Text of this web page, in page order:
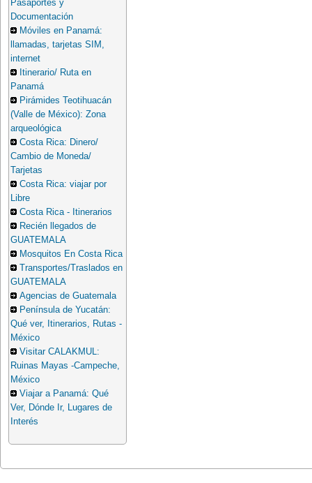
Pasaportes y
Documentación
Móviles en Panamá:
llamadas, tarjetas SIM,
internet
Itinerario/ Ruta en
Panamá
Pirámides Teotihuacán
(Valle de México): Zona
arqueológica
Costa Rica: Dinero/
Cambio de Moneda/
Tarjetas
Costa Rica: viajar por
Libre
Costa Rica - Itinerarios
Recién llegados de
GUATEMALA
Mosquitos En Costa Rica
Transportes/Traslados en
GUATEMALA
Agencias de Guatemala
Península de Yucatán:
Qué ver, Itinerarios, Rutas -
México
Visitar CALAKMUL:
Ruinas Mayas -Campeche,
México
Viajar a Panamá: Qué
Ver, Dónde Ir, Lugares de
Interés